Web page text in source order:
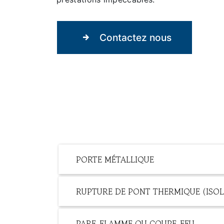
Contactez nous
PORTE MÉTALLIQUE
RUPTURE DE PONT THERMIQUE